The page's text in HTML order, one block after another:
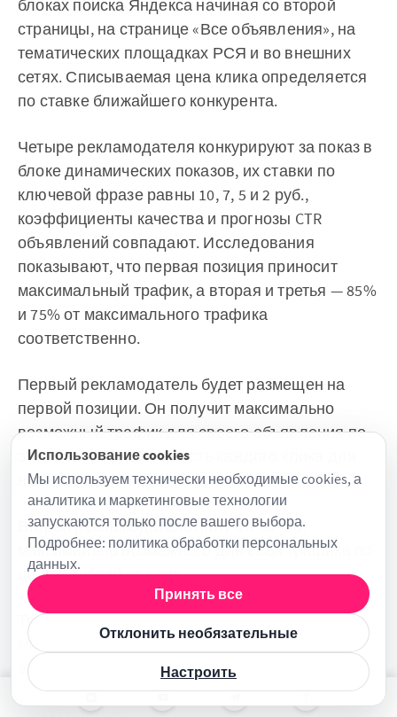
блоках поиска Яндекса начиная со второй
страницы, на странице «Все объявления», на
тематических площадках РСЯ и во внешних
сетях. Списываемая цена клика определяется
по ставке ближайшего конкурента.
Четыре рекламодателя конкурируют за показ в
блоке динамических показов, их ставки по
ключевой фразе равны 10, 7, 5 и 2 руб.,
коэффициенты качества и прогнозы CTR
объявлений совпадают. Исследования
показывают, что первая позиция приносит
максимальный трафик, а вторая и третья — 85%
и 75% от максимального трафика
соответственно.
Первый рекламодатель будет размещен на
первой позиции. Он получит максимально
возможный трафик для своего объявления по
этому запросу. Стоимость каждого клика для
него составит 7 рублей.
Второй рекламодатель получит 85% от
максимально возможного для себя трафика по
цене 5 рублей за клик.
Третий рекламодатель получит трафик по
минимальной цене в 2 рубля за клик, но при
этом объявление получит 75% от максимально
возможного трафика для его объявления по
Использование cookies
Мы используем технически необходимые cookies, а
аналитика и маркетинговые технологии
запускаются только после вашего выбора.
Подробнее: политика обработки персональных
данных.
Принять все
Отклонить необязательные
Настроить